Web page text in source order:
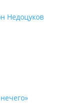
Недоцуков